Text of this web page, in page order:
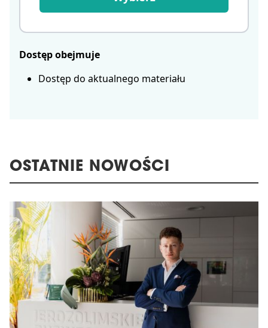
Dostęp obejmuje
Dostęp do aktualnego materiału
OSTATNIE NOWOŚCI